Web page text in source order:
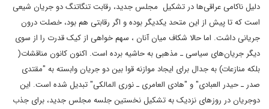
دلیل ناکامی عراقی‌ها در تشکیل مجلس جدید، رقابت تنگاتنگ دو جریان شیعی
است که تا پیش از این متحد یکدیگر بوده و اگر رقابتی هم بود، خصلت درون
جریانی داشت. اما حالا شکاف میان آنان ، سهم خواهی از کیک قدرت را از سوی
دیگر جریان‌های سیاسی ـ مذهبی به حاشیه برده است. اکنون کانون مناقشات(
بلکه منازعات) به جدال برای ایجاد موازنه قوا بین دو جریان وابسته به "مقتدی
صدر ـ حیدر العبادی" و "هادی العامری ـ نوری المالکی" تبدیل شده است. این
دوجریان در روزهای نزدیک به تشکیل نخستین جلسه مجلس جدید، برای جذب